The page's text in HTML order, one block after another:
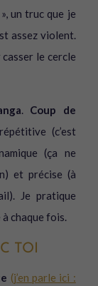
un truc que je
assez violent.
le cercle
. Coup de
(c’est
(ça ne
et précise (à
Je pratique
chaque fois.
TOI
(j’en parle ici :